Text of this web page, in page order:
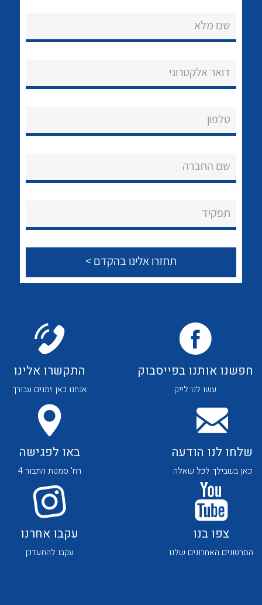
שירותי תמיכה
About Ateka Ltd.
צור קשר
לכל מוצרי היצרן לכל מוצרי היצרן
לכל מוצרי היצרן לכל מוצרי היצרן
לכל מוצרי היצרן לכל מוצרי היצרן
לכל מוצרי היצרן לכל מוצרי היצרן
שם מלא
דואר אלקטרוני
טלפון
שם החברה
תפקיד
חפשנו אותנו בפייסבוק
עשו לנו לייק
התקשרו אלינו
אנחנו כאן זמנים עבורך
שלחו לנו הודעה
כאן בשבילך לכל שאלה
באו לפגישה
רח' סמטת התבור 4
צפו בנו
הסרטונים האחרונים שלנו
עקבו אחרנו
עקבו להתעדכן